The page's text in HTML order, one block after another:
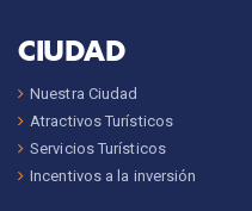
CIUDAD
Nuestra Ciudad
Atractivos Turísticos
Servicios Turísticos
Incentivos a la inversión